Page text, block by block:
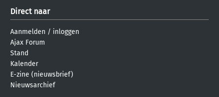
Direct naar
Aanmelden / inloggen
Ajax Forum
Stand
Kalender
E-zine (nieuwsbrief)
Nieuwsarchief